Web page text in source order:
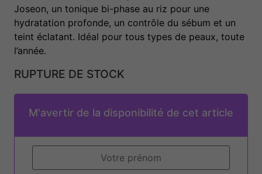
Joseon, un tonique bi-phase au riz pour une
hydratation profonde, un contrôle du sébum et un
teint éclatant. Idéal pour tous types de peaux, toute
l’année.
RUPTURE DE STOCK
M'avertir de la disponibilité de cet article